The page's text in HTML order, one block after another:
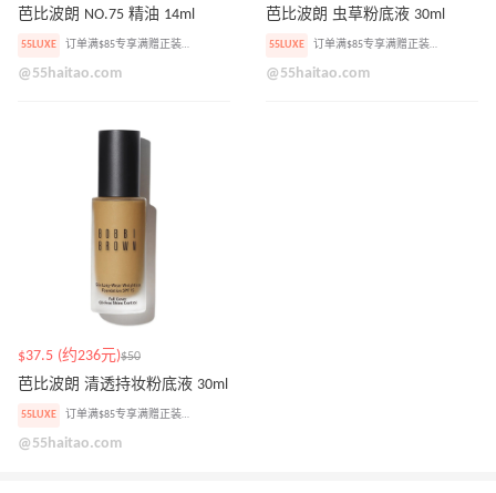
芭比波朗 NO.75 精油 14ml
55LUXE 订单满$85专享满赠正装眼影盘
@55haitao.com
芭比波朗 虫草粉底液 30ml
55LUXE 订单满$85专享满赠正装眼影盘
@55haitao.com
$37.5 (约236元)$50
芭比波朗 清透持妆粉底液 30ml
55LUXE 订单满$85专享满赠正装眼影盘
@55haitao.com